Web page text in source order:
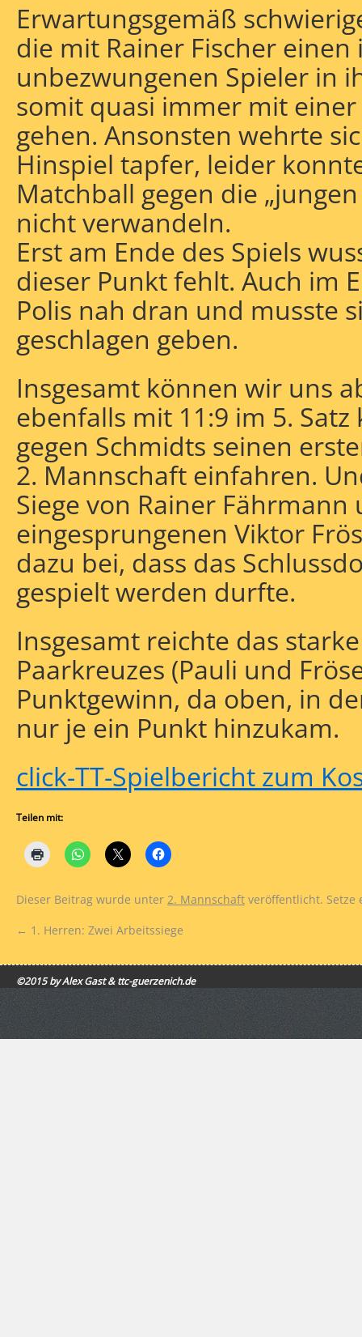
Erwartungsgemäß
die mit Rainer Fischer
unbezwungenen Spieler in
somit quasi immer mit
gehen. Ansonsten wehrte
Hinspiel tapfer, leider
Matchball gegen die
nicht verwandeln.
Erst am Ende des Spiels
dieser Punkt fehlt. Auch im
Polis nah dran und musste
geschlagen geben.
Insgesamt können wir uns
ebenfalls mit 11:9 im 5.
gegen Schmidts seinen
2. Mannschaft einfahren.
Siege von Rainer
eingesprungenen Viktor
dazu bei, dass das
gespielt werden durfte.
Insgesamt reichte das
Paarkreuzes (Pauli und
Punktgewinn, da oben, in
nur je ein Punkt hinzukam.
click-TT-Spielbericht zum
Teilen mit:
Dieser Beitrag wurde unter 2. Mannschaft veröffentlicht. Setze
← 1. Herren: Zwei Arbeitssiege
©2015 by Alex Gast & ttc-guerzenich.de